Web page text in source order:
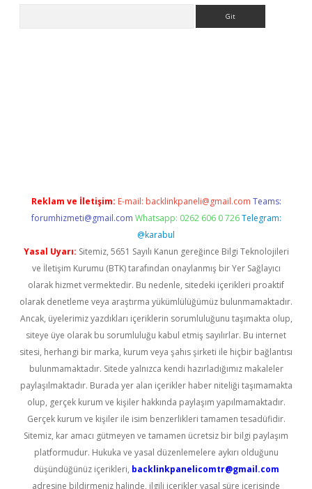
Reklam ve İletişim: E-mail: backlinkpaneli@gmail.com Teams:
forumhizmeti@gmail.com Whatsapp: 0262 606 0 726 Telegram:
@karabul
Yasal Uyarı: Sitemiz, 5651 Sayılı Kanun gereğince Bilgi Teknolojileri
ve İletişim Kurumu (BTK) tarafından onaylanmış bir Yer Sağlayıcı
olarak hizmet vermektedir. Bu nedenle, sitedeki içerikleri proaktif
olarak denetleme veya araştırma yükümlülüğümüz bulunmamaktadır.
Ancak, üyelerimiz yazdıkları içeriklerin sorumluluğunu taşımakta olup,
siteye üye olarak bu sorumluluğu kabul etmiş sayılırlar. Bu internet
sitesi, herhangi bir marka, kurum veya şahıs şirketi ile hiçbir bağlantısı
bulunmamaktadır. Sitede yalnızca kendi hazırladığımız makaleler
paylaşılmaktadır. Burada yer alan içerikler haber niteliği taşımamakta
olup, gerçek kurum ve kişiler hakkında paylaşım yapılmamaktadır.
Gerçek kurum ve kişiler ile isim benzerlikleri tamamen tesadüfidir.
Sitemiz, kar amacı gütmeyen ve tamamen ücretsiz bir bilgi paylaşım
platformudur. Hukuka ve yasal düzenlemelere aykırı olduğunu
düşündüğünüz içerikleri, backlinkpanelicomtr@gmail.com
adresine bildirmeniz halinde, ilgili içerikler yasal süre içerisinde